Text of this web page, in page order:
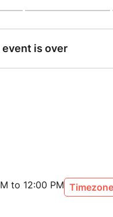
to 12:00 PM